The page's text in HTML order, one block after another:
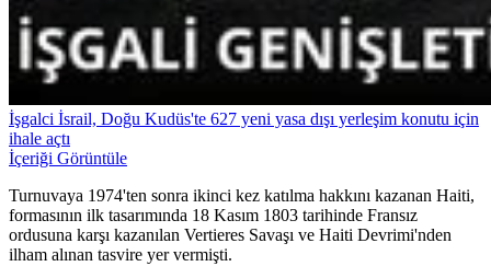
İşgalci İsrail, Doğu Kudüs'te 627 yeni yasa dışı yerleşim konutu için
ihale açtı
İçeriği Görüntüle
Turnuvaya 1974'ten sonra ikinci kez katılma hakkını kazanan Haiti,
formasının ilk tasarımında 18 Kasım 1803 tarihinde Fransız
ordusuna karşı kazanılan Vertieres Savaşı ve Haiti Devrimi'nden
ilham alınan tasvire yer vermişti.